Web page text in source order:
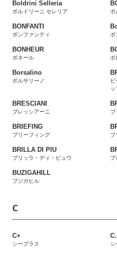
Boldrini Selleria
ボルドリーニ セレリア ボ
BONFANTI
ボンファンティ ボ
BONHEUR
ボネール ボ
Borsalino
ボルサリーノ
ッ
BRESCIANI
ブレッシアーニ ブ
BRIEFING
ブリーフィング ブ
BRILLA DI PIU
ブリッラ・ディ・ピュウ ブ
BUZIGAHILL
ブジガヒル
C
C+
シープラス シ